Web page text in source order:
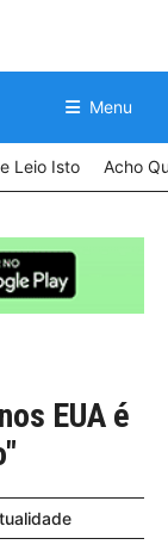
Menu
Leio Isto Acho
EUA é